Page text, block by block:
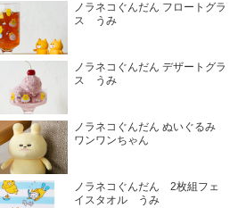
ノラネコぐんだん フロートグラ
ス うみ
ノラネコぐんだん デザートグラ
ス うみ
ノラネコぐんだん ぬいぐるみ
ワンワンちゃん
ノラネコぐんだん 2枚組フェ
イスタオル うみ